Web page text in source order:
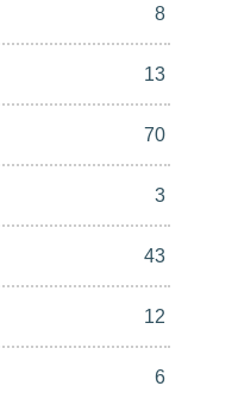
8
13
70
3
43
12
6